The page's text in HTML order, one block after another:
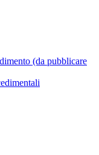
(da pubblicare